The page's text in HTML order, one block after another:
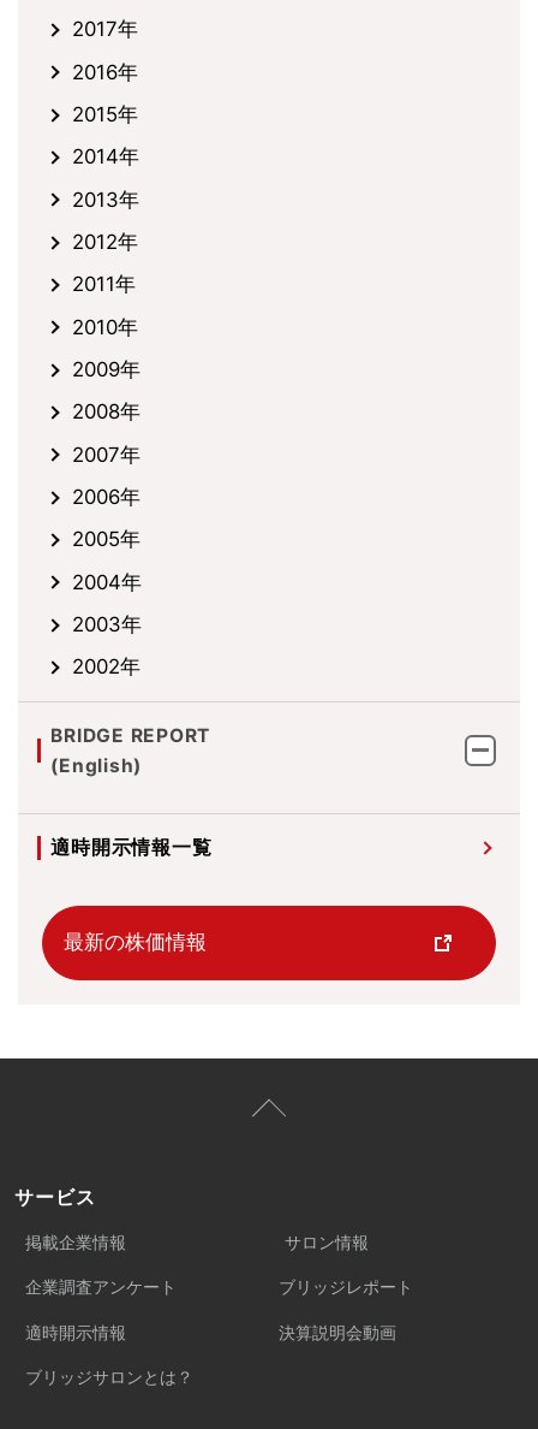
2017年
2016年
2015年
2014年
2013年
2012年
2011年
2010年
2009年
2008年
2007年
2006年
2005年
2004年
2003年
2002年
BRIDGE REPORT
(English)
適時開示情報一覧
最新の株価情報
サービス
掲載企業情報 サロン情報
企業調査アンケート ブリッジレポート
適時開示情報 決算説明会動画
ブリッジサロンとは？